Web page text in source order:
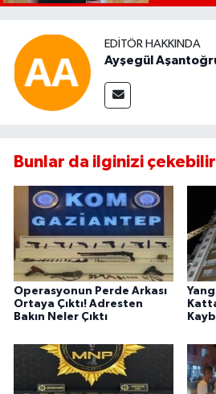
EDITÖR HAKKINDA
Ayşegül
Bunlar da ilginizi çekebilir
Operasyonun Perde Arkası
Ortaya Çıktı! Adresten
Bakın Neler Çıktı